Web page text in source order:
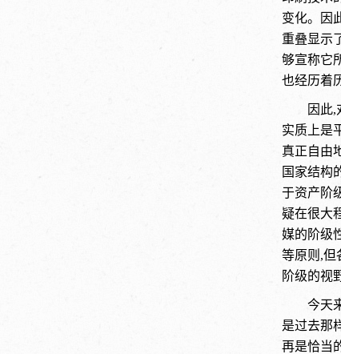
变化。因
重叠显示
够宣称它
也经历着
因此
实质上是
真正自由
国家结构
于资产阶
疑在很大
媒的阶级
等原则,但
阶级的视
今天
是过去那
再是恰当